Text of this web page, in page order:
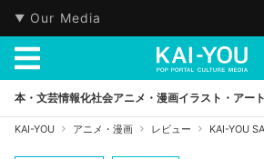
Our Media
本・文芸情報化社会アニメ・漫画イラスト・アート
KAI-YOU アニメ・漫画 レビュー KAI-YOU